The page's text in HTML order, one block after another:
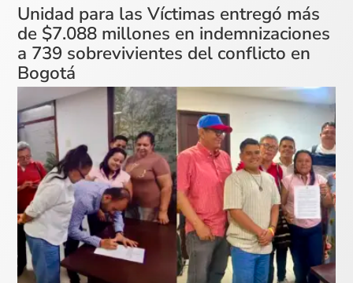
Unidad para las Víctimas entregó más
de $7.088 millones en indemnizaciones
a 739 sobrevivientes del conflicto en
Bogotá